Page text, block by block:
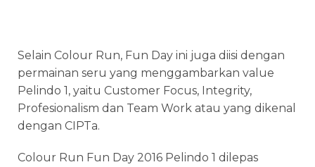
Selain Colour Run, Fun Day ini juga diisi dengan
permainan seru yang menggambarkan value
Pelindo 1, yaitu Customer Focus, Integrity,
Profesionalism dan Team Work atau yang dikenal
dengan CIPTa.
Colour Run Fun Day 2016 Pelindo 1 dilepas